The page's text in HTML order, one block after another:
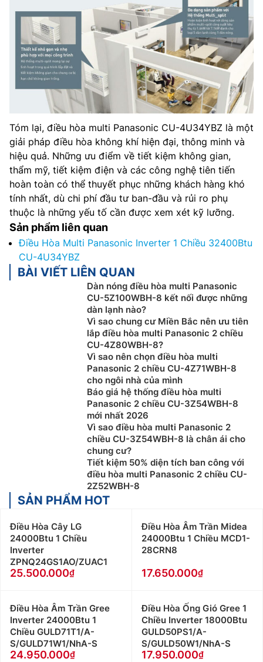
Tóm lại, điều hòa multi Panasonic CU-4U34YBZ là một
giải pháp điều hòa không khí hiện đại, thông minh và
hiệu quả. Những ưu điểm về tiết kiệm không gian,
thẩm mỹ, tiết kiệm điện và các công nghệ tiên tiến
hoàn toàn có thể thuyết phục những khách hàng khó
tính nhất, dù chi phí đầu tư ban-đầu và rủi ro phụ
thuộc là những yếu tố cần được xem xét kỹ lưỡng.
Sản phẩm liên quan
Điều Hòa Multi Panasonic Inverter 1 Chiều 32400Btu
CU-4U34YBZ
BÀI VIẾT LIÊN QUAN
Dàn nóng điều hòa multi Panasonic
CU-5Z100WBH-8 kết nối được những
dàn lạnh nào?
Vì sao chung cư Miền Bắc nên ưu tiên
lắp điều hòa multi Panasonic 2 chiều
CU-4Z80WBH-8?
Vì sao nên chọn điều hòa multi
Panasonic 2 chiều CU-4Z71WBH-8
cho ngôi nhà của mình
Báo giá hệ thống điều hòa multi
Panasonic 2 chiều CU-3Z54WBH-8
mới nhất 2026
Vì sao điều hòa multi Panasonic 2
chiều CU-3Z54WBH-8 là chân ái cho
chung cư?
Tiết kiệm 50% diện tích ban công với
điều hòa multi Panasonic 2 chiều CU-
2Z52WBH-8
SẢN PHẨM HOT
Điều Hòa Cây LG
24000Btu 1 Chiều
Inverter
ZPNQ24GS1AO/ZUAC1
25.500.000
Điều Hòa Âm Trần Midea
24000Btu 1 Chiều MCD1-
28CRN8
17.650.000
Điều Hòa Âm Trần Gree
Inverter 24000Btu 1
Chiều GULD71T1/A-
S/GULD71W1/NhA-S
24.950.000
Điều Hòa Ống Gió Gree 1
Chiều Inverter 18000Btu
GULD50PS1/A-
S/GULD50W1/NhA-S
17.950.000